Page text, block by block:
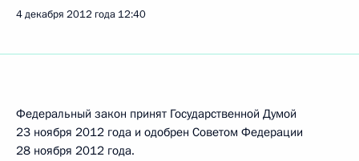
4 декабря 2012 года 12:40
Федеральный закон принят Государственной Думой
23 ноября 2012 года и одобрен Советом Федерации
28 ноября 2012 года.